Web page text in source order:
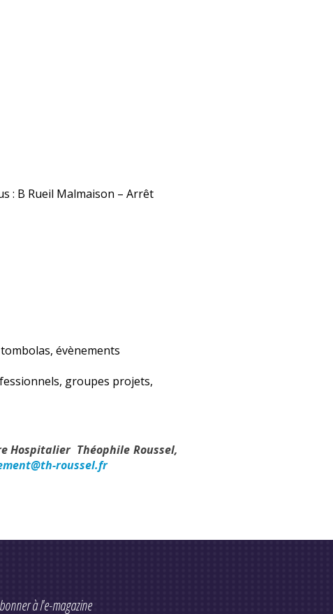
: B Rueil Malmaison – Arrêt
évènements
groupes projets,
Hospitalier Théophile Roussel,
roussel.fr
à l'e-magazine